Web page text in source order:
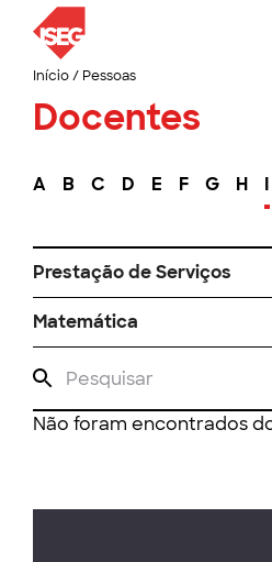
Início/ Pessoas
Docentes
A B C D E F G H I
Prestação de Serviços
Matemática
Não foram encontrados